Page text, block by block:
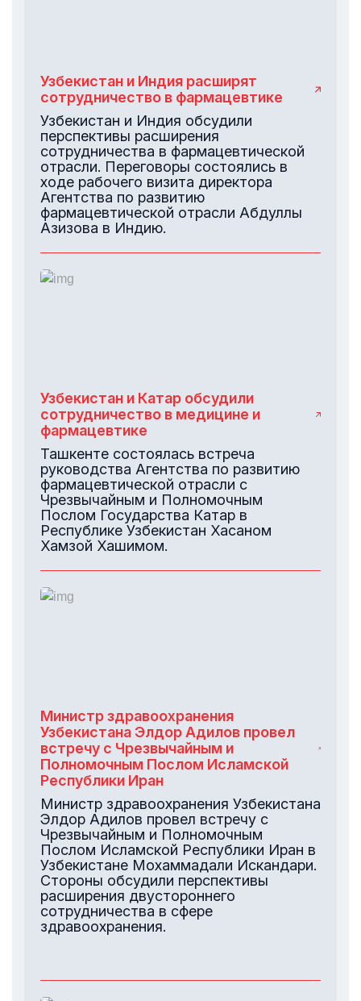
Узбекистан и Индия расширят
сотрудничество в фармацевтике
Узбекистан и Индия обсудили
перспективы расширения
сотрудничества в фармацевтической
отрасли. Переговоры состоялись в
ходе рабочего визита директора
Агентства по развитию
фармацевтической отрасли Абдуллы
Азизова в Индию.
Узбекистан и Катар обсудили
сотрудничество в медицине и
фармацевтике
Ташкенте состоялась встреча
руководства Агентства по развитию
фармацевтической отрасли с
Чрезвычайным и Полномочным
Послом Государства Катар в
Республике Узбекистан Хасаном
Хамзой Хашимом.
Министр здравоохранения
Узбекистана Элдор Адилов провел
встречу с Чрезвычайным и
Полномочным Послом Исламской
Республики Иран
Министр здравоохранения Узбекистана
Элдор Адилов провел встречу с
Чрезвычайным и Полномочным
Послом Исламской Республики Иран в
Узбекистане Мохаммадали Искандари.
Стороны обсудили перспективы
расширения двустороннего
сотрудничества в сфере
здравоохранения.